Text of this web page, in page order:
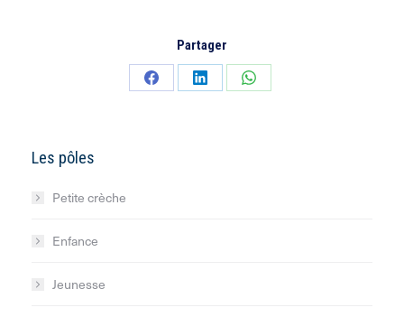
Partager
PartagerPartagerPartager
Les pôles
Petite crèche
Enfance
Jeunesse